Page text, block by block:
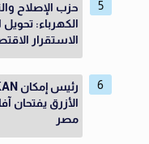
حزب الإصلاح
الكهرباء: تحويل
الاستقرار
الأزرق يفتحان
مصر